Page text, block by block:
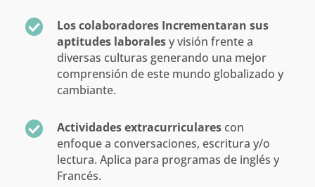
Los colaboradores Incrementaran sus
aptitudes laboralesy visión frente a
diversas culturas generando una mejor
comprensión de este mundo globalizado y
cambiante.
Actividades extracurricularescon
enfoque a conversaciones, escritura y/o
lectura. Aplica para programas de inglés y
Francés.